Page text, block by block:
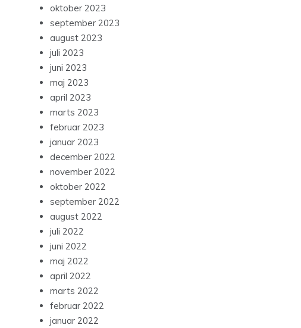
oktober 2023
september 2023
august 2023
juli 2023
juni 2023
maj 2023
april 2023
marts 2023
februar 2023
januar 2023
december 2022
november 2022
oktober 2022
september 2022
august 2022
juli 2022
juni 2022
maj 2022
april 2022
marts 2022
februar 2022
januar 2022